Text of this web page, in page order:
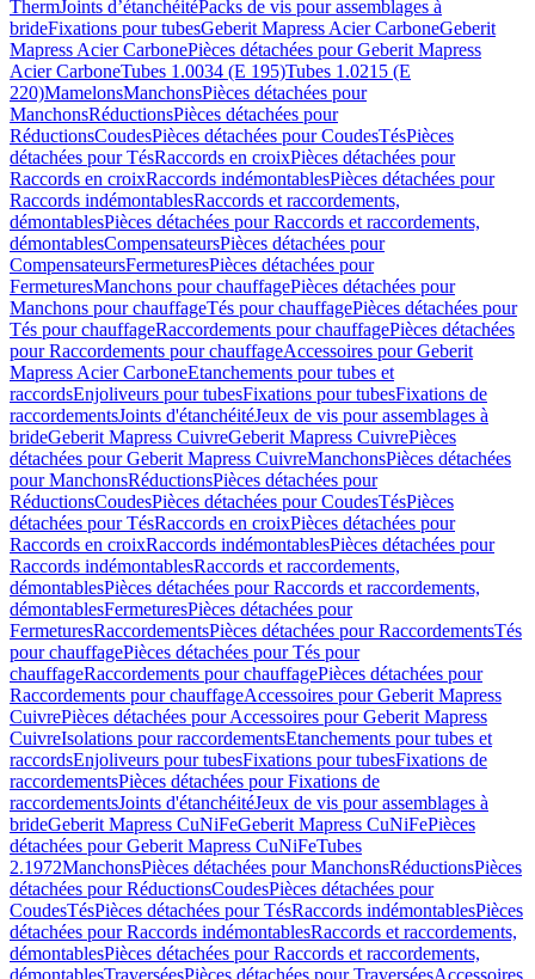
ThermJoints d’étanchéitéPacks de vis pour assemblages à
brideFixations pour tubesGeberit Mapress Acier CarboneGeberit
Mapress Acier CarbonePièces détachées pour Geberit Mapress
Acier CarboneTubes 1.0034 (E 195)Tubes 1.0215 (E
220)MamelonsManchonsPièces détachées pour
ManchonsRéductionsPièces détachées pour
RéductionsCoudesPièces détachées pour CoudesTésPièces
détachées pour TésRaccords en croixPièces détachées pour
Raccords en croixRaccords indémontablesPièces détachées pour
Raccords indémontablesRaccords et raccordements,
démontablesPièces détachées pour Raccords et raccordements,
démontablesCompensateursPièces détachées pour
CompensateursFermeturesPièces détachées pour
FermeturesManchons pour chauffagePièces détachées pour
Manchons pour chauffageTés pour chauffagePièces détachées pour
Tés pour chauffageRaccordements pour chauffagePièces détachées
pour Raccordements pour chauffageAccessoires pour Geberit
Mapress Acier CarboneEtanchements pour tubes et
raccordsEnjoliveurs pour tubesFixations pour tubesFixations de
raccordementsJoints d'étanchéitéJeux de vis pour assemblages à
brideGeberit Mapress CuivreGeberit Mapress CuivrePièces
détachées pour Geberit Mapress CuivreManchonsPièces détachées
pour ManchonsRéductionsPièces détachées pour
RéductionsCoudesPièces détachées pour CoudesTésPièces
détachées pour TésRaccords en croixPièces détachées pour
Raccords en croixRaccords indémontablesPièces détachées pour
Raccords indémontablesRaccords et raccordements,
démontablesPièces détachées pour Raccords et raccordements,
démontablesFermeturesPièces détachées pour
FermeturesRaccordementsPièces détachées pour RaccordementsTés
pour chauffagePièces détachées pour Tés pour
chauffageRaccordements pour chauffagePièces détachées pour
Raccordements pour chauffageAccessoires pour Geberit Mapress
CuivrePièces détachées pour Accessoires pour Geberit Mapress
CuivreIsolations pour raccordementsEtanchements pour tubes et
raccordsEnjoliveurs pour tubesFixations pour tubesFixations de
raccordementsPièces détachées pour Fixations de
raccordementsJoints d'étanchéitéJeux de vis pour assemblages à
brideGeberit Mapress CuNiFeGeberit Mapress CuNiFePièces
détachées pour Geberit Mapress CuNiFeTubes
2.1972ManchonsPièces détachées pour ManchonsRéductionsPièces
détachées pour RéductionsCoudesPièces détachées pour
CoudesTésPièces détachées pour TésRaccords indémontablesPièces
détachées pour Raccords indémontablesRaccords et raccordements,
démontablesPièces détachées pour Raccords et raccordements,
démontablesTraverséesPièces détachées pour TraverséesAccessoires